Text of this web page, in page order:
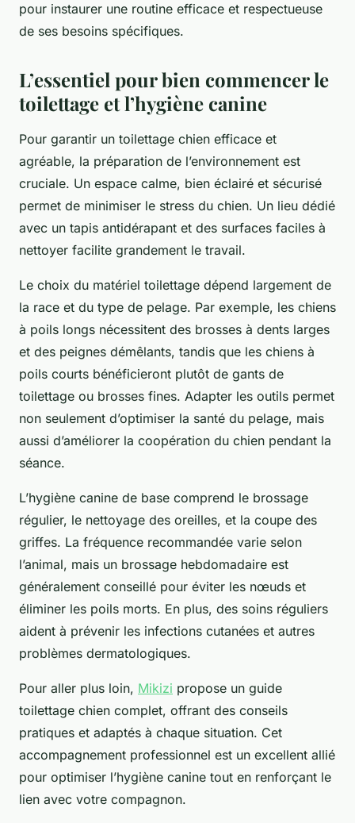
pour instaurer une routine efficace et respectueuse
de ses besoins spécifiques.
L’essentiel pour bien commencer le
toilettage et l’hygiène canine
Pour garantir un toilettage chien efficace et
agréable, la préparation de l’environnement est
cruciale. Un espace calme, bien éclairé et sécurisé
permet de minimiser le stress du chien. Un lieu dédié
avec un tapis antidérapant et des surfaces faciles à
nettoyer facilite grandement le travail.
Le choix du matériel toilettage dépend largement de
la race et du type de pelage. Par exemple, les chiens
à poils longs nécessitent des brosses à dents larges
et des peignes démêlants, tandis que les chiens à
poils courts bénéficieront plutôt de gants de
toilettage ou brosses fines. Adapter les outils permet
non seulement d’optimiser la santé du pelage, mais
aussi d’améliorer la coopération du chien pendant la
séance.
L’hygiène canine de base comprend le brossage
régulier, le nettoyage des oreilles, et la coupe des
griffes. La fréquence recommandée varie selon
l’animal, mais un brossage hebdomadaire est
généralement conseillé pour éviter les nœuds et
éliminer les poils morts. En plus, des soins réguliers
aident à prévenir les infections cutanées et autres
problèmes dermatologiques.
Pour aller plus loin, Mikizi propose un guide
toilettage chien complet, offrant des conseils
pratiques et adaptés à chaque situation. Cet
accompagnement professionnel est un excellent allié
pour optimiser l’hygiène canine tout en renforçant le
lien avec votre compagnon.